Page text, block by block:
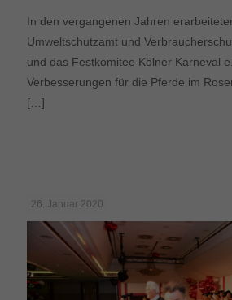
In den vergangenen Jahren
Umweltschutzamt und
und das Festkomitee Kölner Karneval
Verbesserungen für die Pferde im
[…]
26. Januar 2020